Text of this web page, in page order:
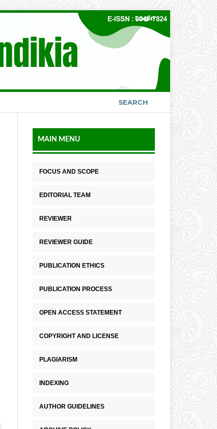
SEARCH
Login
MAIN MENU
FOCUS AND SCOPE
EDITORIAL TEAM
REVIEWER
REVIEWER GUIDE
PUBLICATION ETHICS
PUBLICATION PROCESS
OPEN ACCESS STATEMENT
COPYRIGHT AND LICENSE
PLAGIARISM
INDEXING
AUTHOR GUIDELINES